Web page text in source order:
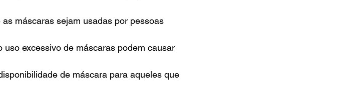
máscaras sejam usadas por pessoas
excessivo de máscaras podem causar
de máscara para aqueles que